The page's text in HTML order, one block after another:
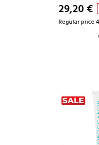
29,20 €
Regular price